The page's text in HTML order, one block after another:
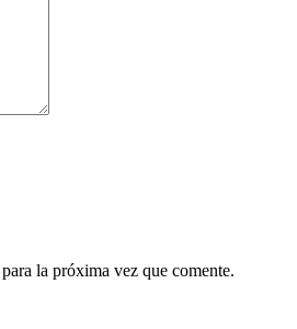
la próxima vez que comente.